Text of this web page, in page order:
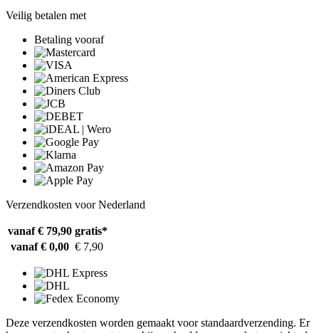
Veilig betalen met
Betaling vooraf
Verzendkosten voor Nederland
vanaf € 79,90 gratis*
vanaf € 0,00 € 7,90
Deze verzendkosten worden gemaakt voor standaardverzending. Er